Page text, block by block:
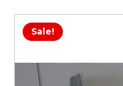
Sale!